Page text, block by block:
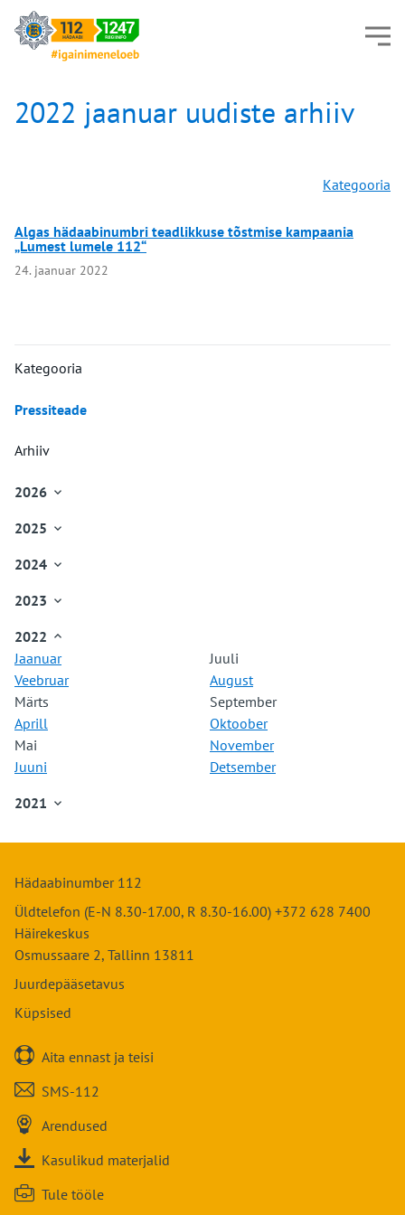
2022 jaanuar uudiste arhiiv
Kategooria
Algas hädaabinumbri teadlikkuse tõstmise kampaania
„Lumest lumele 112“
24. jaanuar 2022
Kategooria
Pressiteade
Arhiiv
2026 
Veebruar
Märts
Mai
Juuli
August
September
Oktoober
November
Detsember
2025 
Veebruar
Märts
Mai
Juuni
Juuli
August
September
Oktoober
November
2024 
Veebruar
Märts
Aprill
Mai
Juuni
Juuli
August
September
November
2023 
Veebruar
Märts
Aprill
Mai
Juuni
Juuli
August
September
November
2022 
Jaanuar
Veebruar
Märts
Aprill
Mai
Juuni
Juuli
August
September
Oktoober
November
Detsember
2021 
Veebruar
Aprill
Mai
Juuni
Juuli
August
Oktoober
November
Detsember
Hädaabinumber 112
Üldtelefon (E-N 8.30-17.00, R 8.30-16.00) +372 628 7400
Häirekeskus
Osmussaare 2, Tallinn 13811
Juurdepääsetavus
Küpsised
 Aita ennast ja teisi
 SMS-112
 Arendused
 Kasulikud materjalid
 Tule tööle